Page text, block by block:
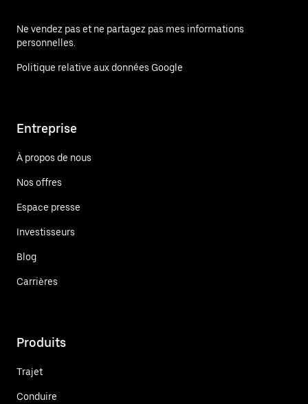
Ne vendez pas et ne partagez pas mes informations
personnelles.
Politique relative aux données Google
Entreprise
À propos de nous
Nos offres
Espace presse
Investisseurs
Blog
Carrières
Produits
Trajet
Conduire